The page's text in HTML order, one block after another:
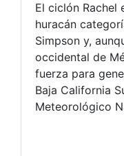
El ciclón Rachel
huracán
Simpson y,
occidental de
fuerza para
Baja California
Meteorológico